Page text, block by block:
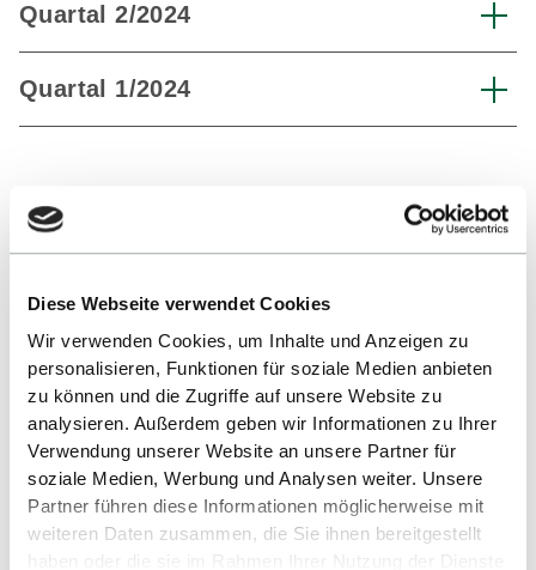
Diese Webseite verwendet Cookies
Wir verwenden Cookies, um Inhalte und Anzeigen zu
personalisieren, Funktionen für soziale Medien anbieten
zu können und die Zugriffe auf unsere Website zu
analysieren. Außerdem geben wir Informationen zu Ihrer
Verwendung unserer Website an unsere Partner für
soziale Medien, Werbung und Analysen weiter. Unsere
Partner führen diese Informationen möglicherweise mit
weiteren Daten zusammen, die Sie ihnen bereitgestellt
Quartal 2/2024
Quartal 1/2024
HIER GEHT ES ZUM AMTSBLATT ARCHIV
Öffentliche Zustellung
Nach §11 des Landesverwaltungszustellungsgesetz
(LvwZG) liegt für folgende Personen ein Schriftstück
der Hochschule Reutlingen zur Abholung bereit.